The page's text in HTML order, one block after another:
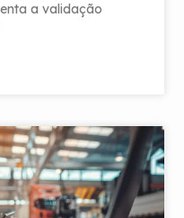
a validação